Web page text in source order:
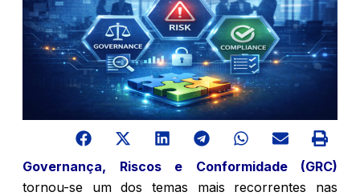
Governança, Riscos e Conformidade (GRC)
tornou-se um dos temas mais recorrentes nas